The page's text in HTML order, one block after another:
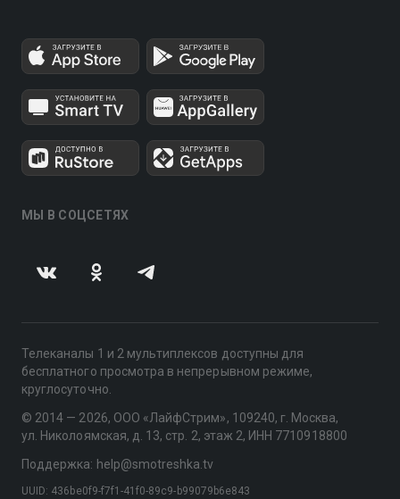
МЫ В СОЦСЕТЯХ
Телеканалы 1 и 2 мультиплексов доступны для
бесплатного просмотра в непрерывном режиме,
круглосуточно.
© 2014 — 2026, ООО «ЛайфСтрим», 109240, г. Москва,
ул. Николоямская, д. 13, стр. 2, этаж 2, ИНН 7710918800
Поддержка: help@smotreshka.tv
UUID: 436be0f9-f7f1-41f0-89c9-b99079b6e843